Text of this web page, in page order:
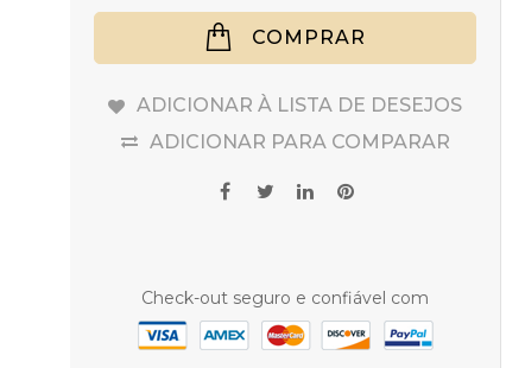
COMPRAR
ADICIONAR À LISTA DE DESEJOS
ADICIONAR PARA COMPARAR
Check-out seguro e confiável com